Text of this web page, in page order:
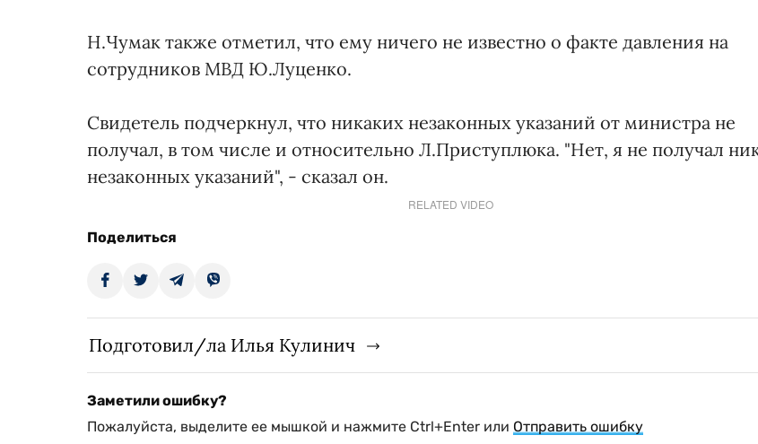
Н.Чумак также отметил, что ему ничего не известно о факте давления на
сотрудников МВД Ю.Луценко.
Свидетель подчеркнул, что никаких незаконных указаний от министра не
получал, в том числе и относительно Л.Приступлюка. "Нет, я не получал
незаконных указаний", - сказал он.
RELATED VIDEO
Поделиться
Подготовил/ла Илья Кулинич
Заметили ошибку?
Пожалуйста, выделите ее мышкой и нажмите Ctrl+Enter или Отправить ошибку